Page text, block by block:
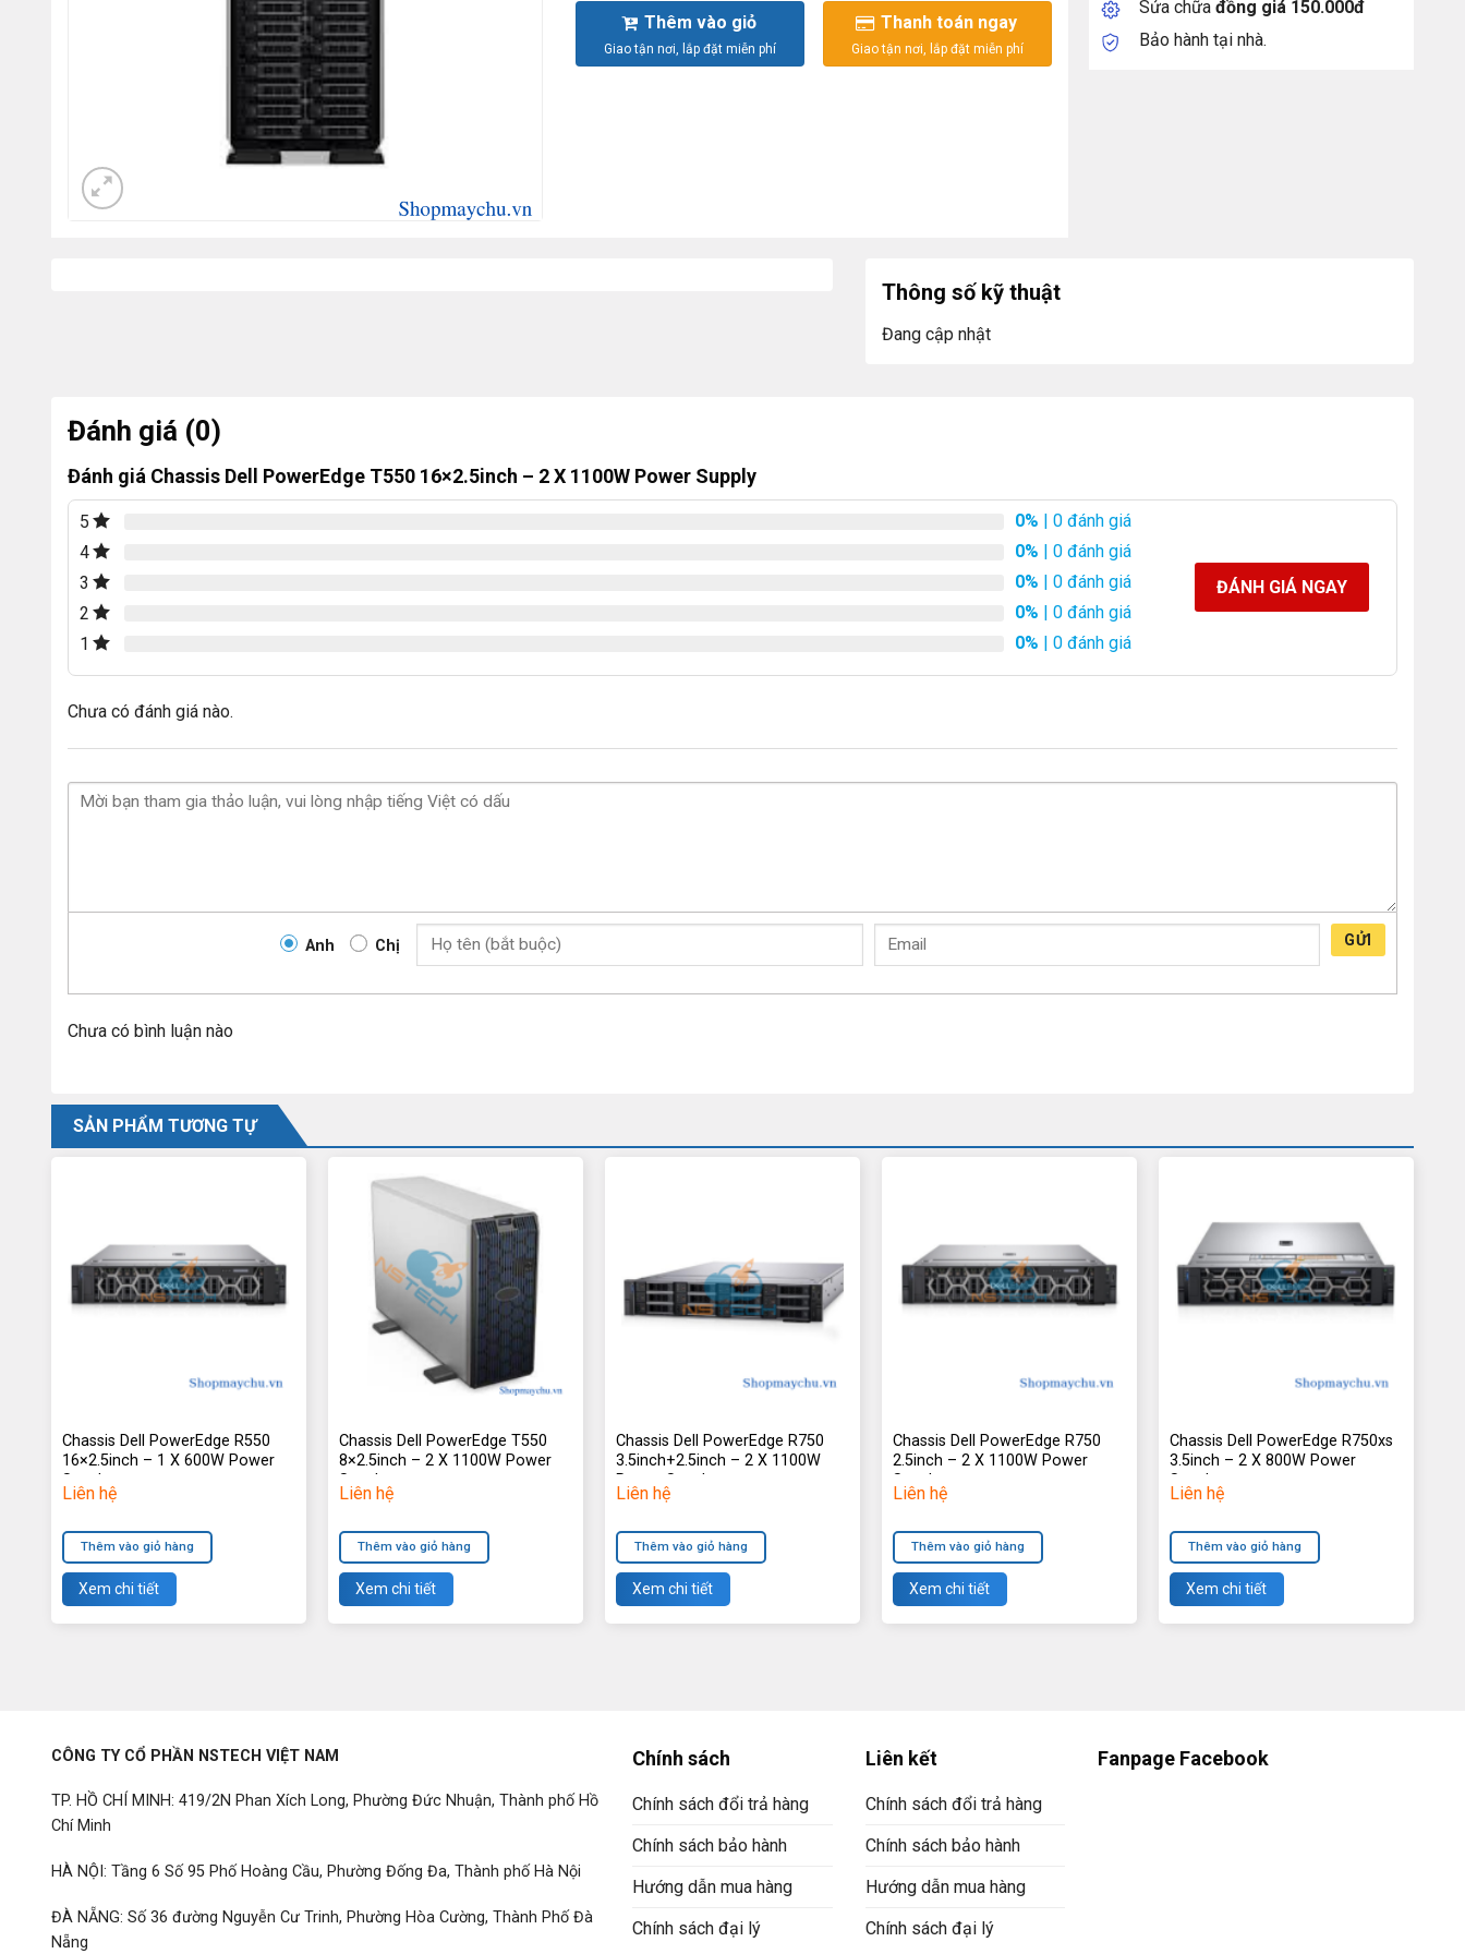
Thêm vào giỏ Thanh toán ngay
Sửa chữađồng giá 150.000đ
Bảo hành tại nhà.
Thông số kỹ thuật
Đang cập nhật
Đánh giá (0)
Đánh giá Chassis Dell PowerEdge T550 16×2.5inch – 2 X 1100W Power Supply
5 0% | 0 đánh giá
4
0% | 0 đánh giá
3
0% | 0 đánh giá
2
0% | 0 đánh giá
1
0% | 0 đánh giá
ĐÁNH GIÁ NGAY
Chưa có đánh giá nào.
Anh Chị GỬI
Chưa có bình luận nào
SẢN PHẨM TƯƠNG TỰ
Chassis Dell PowerEdge R550
16×2.5inch – 1 X 600W Power
Supply
Liên hệ
Thêm vào giỏ hàng
Xem chi tiết
Chassis Dell PowerEdge T550
8×2.5inch – 2 X 1100W Power
Supply
Liên hệ
Thêm vào giỏ hàng
Xem chi tiết
Chassis Dell PowerEdge R750
3.5inch+2.5inch – 2 X 1100W
Power Supply
Liên hệ
Thêm vào giỏ hàng
Xem chi tiết
Chassis Dell PowerEdge R750
2.5inch – 2 X 1100W Power
Supply
Liên hệ
Thêm vào giỏ hàng
Xem chi tiết
Chassis Dell PowerEdge R750xs
3.5inch – 2 X 800W Power
Supply
Liên hệ
Thêm vào giỏ hàng
Xem chi tiết
CÔNG TY CỔ PHẦN NSTECH VIỆT NAM
TP. HỒ CHÍ MINH: 419/2N Phan Xích Long, Phường Đức Nhuận, Thành phố Hồ
Chí Minh
HÀ NỘI: Tầng 6 Số 95 Phố Hoàng Cầu, Phường Đống Đa, Thành phố Hà Nội
ĐÀ NẴNG: Số 36 đường Nguyễn Cư Trinh, Phường Hòa Cường, Thành Phố Đà
Nẵng
Chính sách
Chính sách đổi trả hàng
Chính sách bảo hành
Hướng dẫn mua hàng
Chính sách đại lý
Liên kết
Chính sách đổi trả hàng
Chính sách bảo hành
Hướng dẫn mua hàng
Chính sách đại lý
Fanpage Facebook